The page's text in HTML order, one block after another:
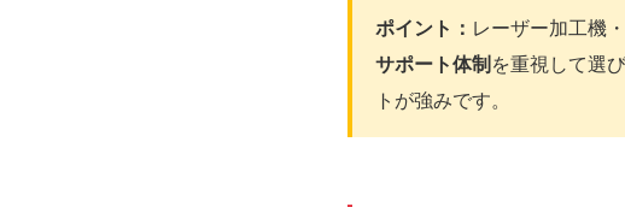
ポイント： レーザー加工機
サポート体制を重視して選
トが強みです。